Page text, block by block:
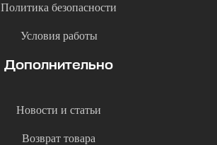
Политика безопасности
Условия работы
Дополнительно
Новости и статьи
Возврат товара